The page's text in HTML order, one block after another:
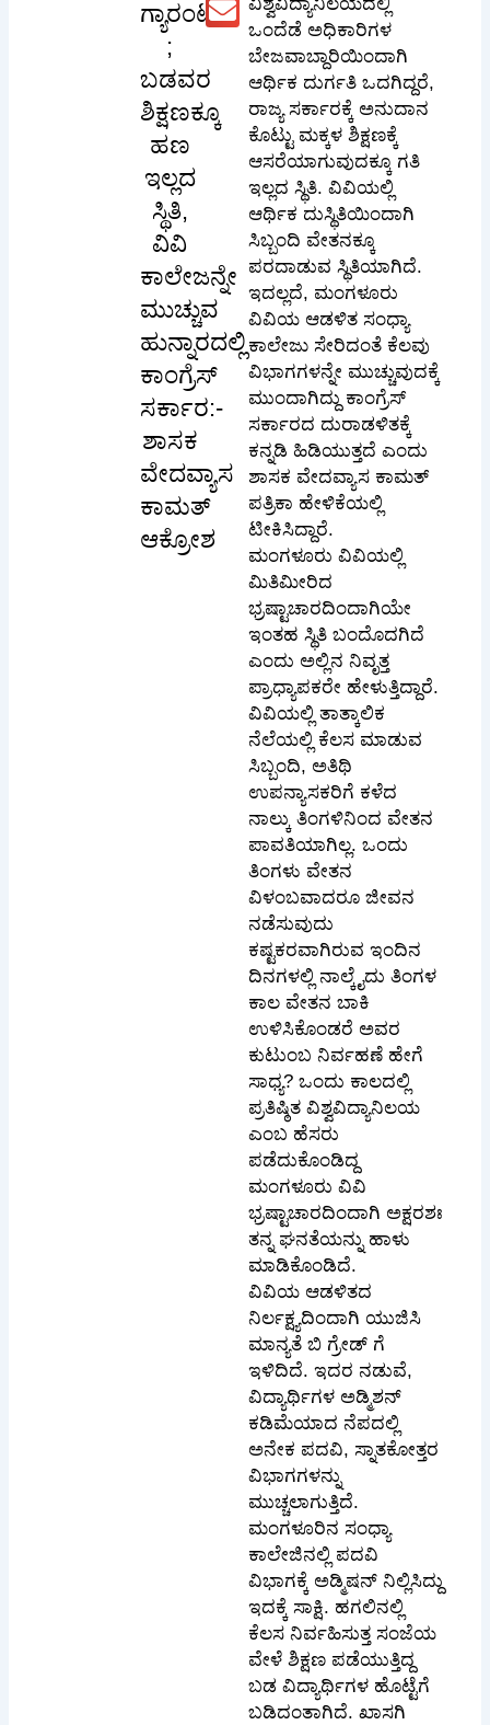
ಗ್ಯಾರಂಟಿ
;
ಬಡವರ
ಶಿಕ್ಷಣಕ್ಕೂ
ಹಣ
ಇಲ್ಲದ
ಸ್ಥಿತಿ,
ವಿವಿ
ಕಾಲೇಜನ್ನೇ
ಮುಚ್ಚುವ
ಹುನ್ನಾರದಲ್ಲಿ
ಕಾಂಗ್ರೆಸ್
ಸರ್ಕಾರ:-
ಶಾಸಕ
ವೇದವ್ಯಾಸ
ಕಾಮತ್
ಆಕ್ರೋಶ
ಒಂದೆಡೆ ಅಧಿಕಾರಿಗಳ
ಬೇಜವಾಬ್ದಾರಿಯಿಂದಾಗಿ
ಆರ್ಥಿಕ ದುರ್ಗತಿ ಒದಗಿದ್ದರೆ,
ರಾಜ್ಯ ಸರ್ಕಾರಕ್ಕೆ ಅನುದಾನ
ಕೊಟ್ಟು ಮಕ್ಕಳ ಶಿಕ್ಷಣಕ್ಕೆ
ಆಸರೆಯಾಗುವುದಕ್ಕೂ ಗತಿ
ಇಲ್ಲದ ಸ್ಥಿತಿ. ವಿವಿಯಲ್ಲಿ
ಆರ್ಥಿಕ ದುಸ್ಥಿತಿಯಿಂದಾಗಿ
ಸಿಬ್ಬಂದಿ ವೇತನಕ್ಕೂ
ಪರದಾಡುವ ಸ್ಥಿತಿಯಾಗಿದೆ.
ಇದಲ್ಲದೆ, ಮಂಗಳೂರು
ವಿವಿಯ ಆಡಳಿತ ಸಂಧ್ಯಾ
ಕಾಲೇಜು ಸೇರಿದಂತೆ ಕೆಲವು
ವಿಭಾಗಗಳನ್ನೇ ಮುಚ್ಚುವುದಕ್ಕೆ
ಮುಂದಾಗಿದ್ದು ಕಾಂಗ್ರೆಸ್
ಸರ್ಕಾರದ ದುರಾಡಳಿತಕ್ಕೆ
ಕನ್ನಡಿ ಹಿಡಿಯುತ್ತದೆ ಎಂದು
ಶಾಸಕ ವೇದವ್ಯಾಸ ಕಾಮತ್
ಪತ್ರಿಕಾ ಹೇಳಿಕೆಯಲ್ಲಿ
ಟೀಕಿಸಿದ್ದಾರೆ. ‌
ಮಂಗಳೂರು ವಿವಿಯಲ್ಲಿ
ಮಿತಿಮೀರಿದ
ಭ್ರಷ್ಟಾಚಾರದಿಂದಾಗಿಯೇ
ಇಂತಹ ಸ್ಥಿತಿ ಬಂದೊದಗಿದೆ
ಎಂದು ಅಲ್ಲಿನ ನಿವೃತ್ತ
ಪ್ರಾಧ್ಯಾಪಕರೇ ಹೇಳುತ್ತಿದ್ದಾರೆ.
ವಿವಿಯಲ್ಲಿ ತಾತ್ಕಾಲಿಕ
ನೆಲೆಯಲ್ಲಿ ಕೆಲಸ ಮಾಡುವ
ಸಿಬ್ಬಂದಿ, ಅತಿಥಿ
ಉಪನ್ಯಾಸಕರಿಗೆ ಕಳೆದ
ನಾಲ್ಕು ತಿಂಗಳಿನಿಂದ ವೇತನ
ಪಾವತಿಯಾಗಿಲ್ಲ. ಒಂದು
ತಿಂಗಳು ವೇತನ
ವಿಳಂಬವಾದರೂ ಜೀವನ
ನಡೆಸುವುದು
ಕಷ್ಟಕರವಾಗಿರುವ ಇಂದಿನ
ದಿನಗಳಲ್ಲಿ ನಾಲ್ಕೈದು ತಿಂಗಳ
ಕಾಲ ವೇತನ ಬಾಕಿ
ಉಳಿಸಿಕೊಂಡರೆ ಅವರ
ಕುಟುಂಬ ನಿರ್ವಹಣೆ ಹೇಗೆ
ಸಾಧ್ಯ? ಒಂದು ಕಾಲದಲ್ಲಿ
ಪ್ರತಿಷ್ಠಿತ ವಿಶ್ವವಿದ್ಯಾನಿಲಯ
ಎಂಬ ಹೆಸರು
ಪಡೆದುಕೊಂಡಿದ್ದ
ಮಂಗಳೂರು ವಿವಿ
ಭ್ರಷ್ಟಾಚಾರದಿಂದಾಗಿ ಅಕ್ಷರಶಃ
ತನ್ನ ಘನತೆಯನ್ನು ಹಾಳು
ಮಾಡಿಕೊಂಡಿದೆ.
ವಿವಿಯ ಆಡಳಿತದ
ನಿರ್ಲಕ್ಷ್ಯದಿಂದಾಗಿ ಯುಜಿಸಿ
ಮಾನ್ಯತೆ ಬಿ ಗ್ರೇಡ್ ಗೆ
ಇಳಿದಿದೆ. ಇದರ ನಡುವೆ,
ವಿದ್ಯಾರ್ಥಿಗಳ ಅಡ್ಮಿಶನ್
ಕಡಿಮೆಯಾದ ನೆಪದಲ್ಲಿ
ಅನೇಕ ಪದವಿ, ಸ್ನಾತಕೋತ್ತರ
ವಿಭಾಗಗಳನ್ನು
ಮುಚ್ಚಲಾಗುತ್ತಿದೆ.
ಮಂಗಳೂರಿನ ಸಂಧ್ಯಾ
ಕಾಲೇಜಿನಲ್ಲಿ ಪದವಿ
ವಿಭಾಗಕ್ಕೆ ಅಡ್ಮಿಷನ್ ನಿಲ್ಲಿಸಿದ್ದು
ಇದಕ್ಕೆ ಸಾಕ್ಷಿ. ಹಗಲಿನಲ್ಲಿ
ಕೆಲಸ ನಿರ್ವಹಿಸುತ್ತ ಸಂಜೆಯ
ವೇಳೆ ಶಿಕ್ಷಣ ಪಡೆಯುತ್ತಿದ್ದ
ಬಡ ವಿದ್ಯಾರ್ಥಿಗಳ ಹೊಟ್ಟೆಗೆ
ಬಡಿದಂತಾಗಿದೆ. ಖಾಸಗಿ